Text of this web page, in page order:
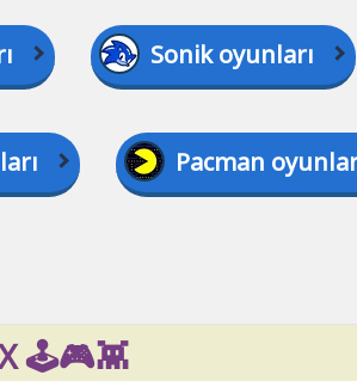
Sonik oyunları
Pacman
🕹️🎮👾